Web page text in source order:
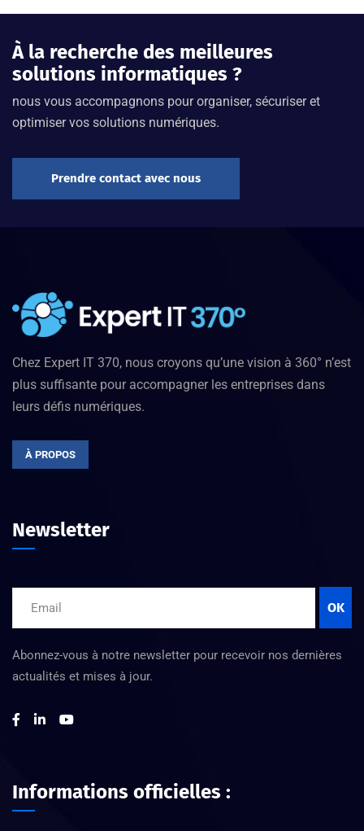
À la recherche des meilleures
solutions informatiques ?
nous vous accompagnons pour organiser, sécuriser et
optimiser vos solutions numériques.
Prendre contact avec nous
Chez Expert IT 370, nous croyons qu’une vision à 360° n’est
plus suffisante pour accompagner les entreprises dans
leurs défis numériques.
À PROPOS
Newsletter
OK
Abonnez-vous à notre newsletter pour recevoir nos dernières
actualités et mises à jour.
Informations officielles :